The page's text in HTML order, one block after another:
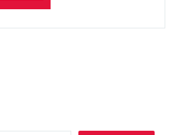
Belang
van